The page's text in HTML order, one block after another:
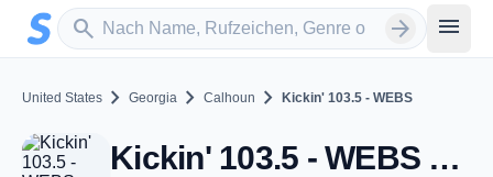
Zum Hauptinhalt springen
search
Sender suchen arrow_forward menu
United States chevron_right Georgia chevron_right Calhoun chevron_right Kickin' 103.5 - WEBS
Kickin' 103.5 - WEBS - AM 1030 - Calhoun, GA